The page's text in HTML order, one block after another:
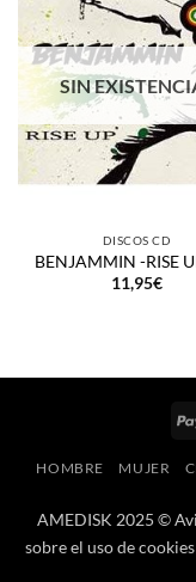
SIN
DISCOS CD
BENJAMMIN -RISE
11,95€
HOMBRE MUJER
AMEDISK 2025 ©
sobre el uso de cookies